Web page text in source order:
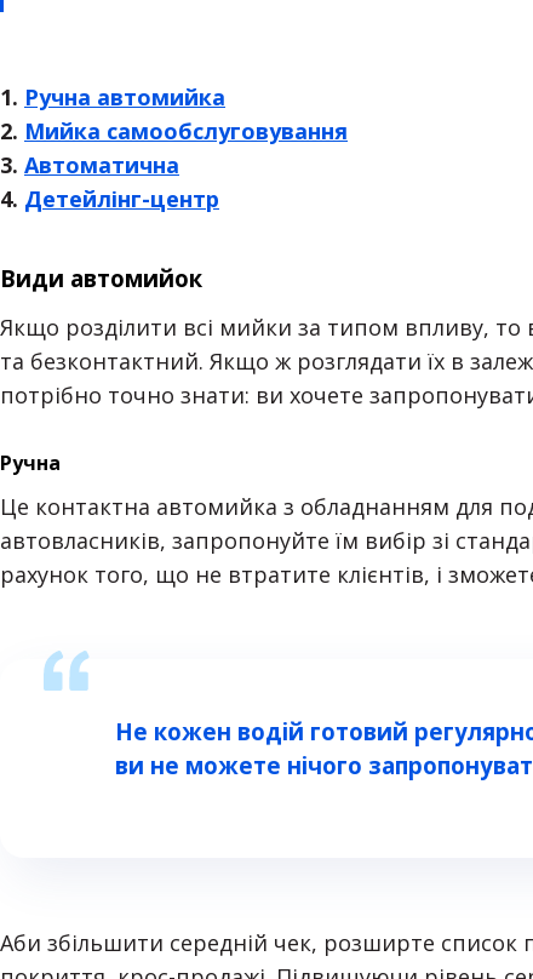
1. Ручна автомийка
2. Мийка самообслуговування
3. Автоматична
4. Детейлінг-центр
Види автомийок
Якщо розділити всі мийки за типом впливу,
та безконтактний. Якщо ж розглядати їх в
потрібно точно знати: ви хочете
Ручна
Це контактна автомийка з обладнанням для
автовласників, запропонуйте їм вибір зі
рахунок того, що не втратите клієнтів, і
Не кожен водій готовий
ви не можете нічого
Аби збільшити середній чек, розширте список